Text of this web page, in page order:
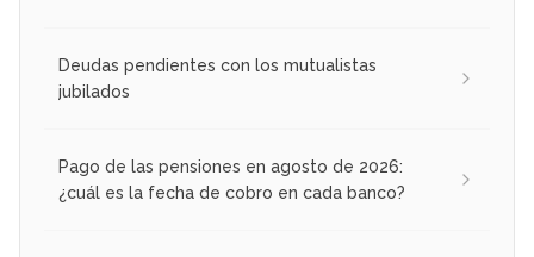
Deudas pendientes con los mutualistas
jubilados
Pago de las pensiones en agosto de 2026:
¿cuál es la fecha de cobro en cada banco?